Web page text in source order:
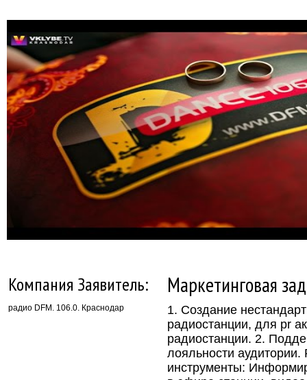
Компания Заявитель: Маркетинговая
радио DFM. 106.0. Краснодар
1. Создание
радиостанции, для pr
радиостанции. 2.
лояльности
инструменты: